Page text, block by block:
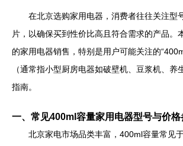
在北京选购家用电器，消费者往往关注型
片，以确保买到性价比高且符合需求的产品。
的家用电器销售，特别是用户可能关注的
（通常指小型厨房电器如破壁机、豆浆机、养
指南。
一、常见400ml容量家用电器型号与价格
北京家电市场品类丰富，400ml容量常见